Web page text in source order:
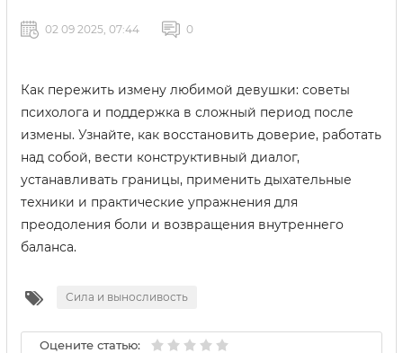
02 09 2025, 07:44 0
Как пережить измену любимой девушки: советы
психолога и поддержка в сложный период после
измены. Узнайте, как восстановить доверие, работать
над собой, вести конструктивный диалог,
устанавливать границы, применить дыхательные
техники и практические упражнения для
преодоления боли и возвращения внутреннего
баланса.
Сила и выносливость
Оцените статью: